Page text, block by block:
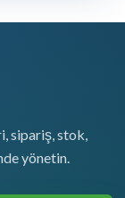
sipariş, stok,
yönetin.